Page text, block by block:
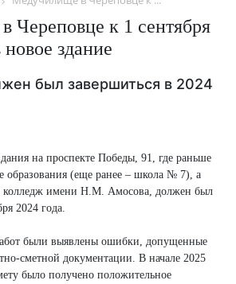
Череповце к 1 сентября
здание
был завершиться в 2024
на проспекте Победы, 91, где раньше
образования (еще ранее – школа № 7), а
колледж имени Н.М. Амосова, должен был
2024 года.
были выявлены ошибки, допущенные
сметной документации. В начале 2025
было получено положительное